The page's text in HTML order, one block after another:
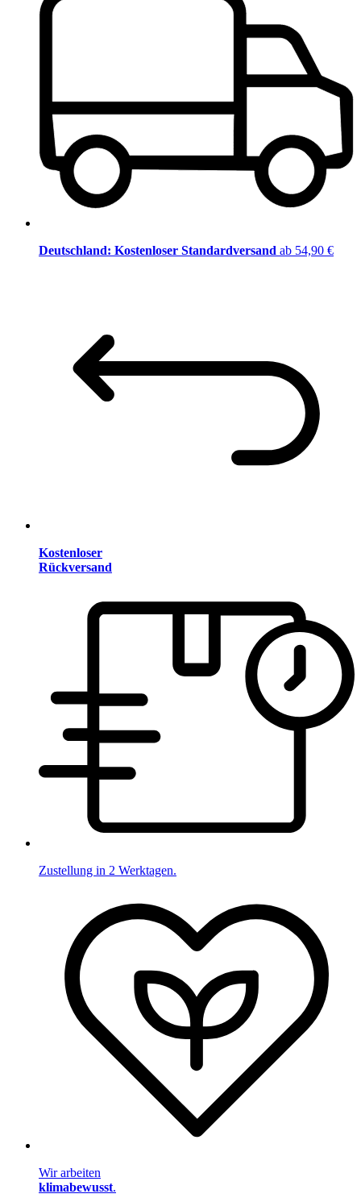
Deutschland: Kostenloser Standardversand ab 54,90 €
Kostenloser
Rückversand
Zustellung in 2 Werktagen.
Wir arbeiten
klimabewusst.